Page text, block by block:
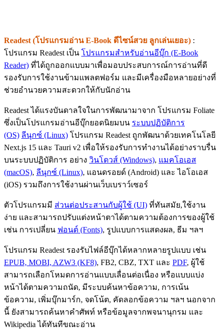
Readest (โปรแกรมอ่าน E-Book ดีไซน์สวย ลูกเล่นเยอะ) :
โปรแกรม Readest เป็น โปรแกรมสำหรับอ่านอีบุ๊ก (E-Book
Reader) ที่ได้ถูกออกแบบมาเพื่อมอบประสบการณ์การอ่านที่ดี
รองรับการใช้งานข้ามแพลตฟอร์ม และมีเครื่องมือหลายอย่างที่
ช่วยอำนวยความสะดวกให้กับนักอ่าน
Readest ได้แรงบันดาลใจในการพัฒนามาจาก โปรแกรม Foliate
ซึ่งเป็นโปรแกรมอ่านอีบุ๊กยอดนิยมบน ระบบปฏิบัติการ
(OS) ลีนุกซ์ (Linux) โปรแกรม Readest ถูกพัฒนาด้วยเทคโนโลยี
Next.js 15 และ Tauri v2 เพื่อให้รองรับการทำงานได้อย่างราบรื่น
บนระบบปฏิบัติการ อย่าง วินโดวส์ (Windows), แมคโอเอส
(macOS), ลีนุกซ์ (Linux), แอนดรอยด์ (Android) และ ไอโอเอส
(iOS) รวมถึงการใช้งานผ่านเว็บเบราว์เซอร์
ตัวโปรแกรมมี ส่วนต่อประสานกับผู้ใช้ (UI) ที่ทันสมัย,ใช้งาน
ง่าย และสามารถปรับแต่งหน้าตาได้ตามความต้องการของผู้ใช้
เช่น การเปลี่ยน ฟอนต์ (Fonts), รูปแบบการแสดงผล, ธีม ฯลฯ
โปรแกรม Readest รองรับไฟล์อีบุ๊กได้หลากหลายรูปแบบ เช่น
EPUB, MOBI, AZW3 (KF8), FB2, CBZ, TXT และ PDF, ผู้ใช้
สามารถเลือกโหมดการอ่านแบบเลื่อนต่อเนื่อง หรือแบบแบ่ง
หน้าได้ตามความถนัด, มีระบบค้นหาข้อความ, การเน้น
ข้อความ, เพิ่มบุ๊กมาร์ก, จดโน้ต, คัดลอกข้อความ ฯลฯ นอกจาก
นี้ ยังสามารถค้นหาคำศัพท์ หรือข้อมูลจากพจนานุกรม และ
Wikipedia ได้ทันทีขณะอ่าน